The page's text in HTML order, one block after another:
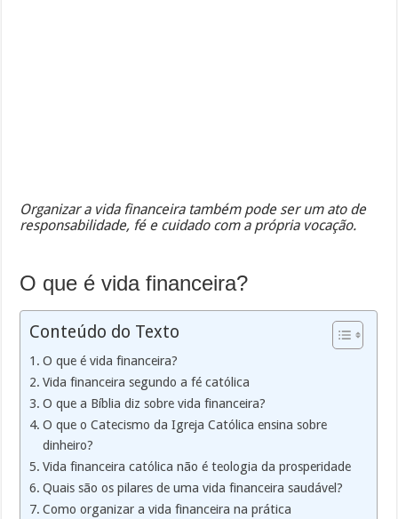
Organizar a vida financeira também pode ser um ato de
responsabilidade, fé e cuidado com a própria vocação.
O que é vida financeira?
Conteúdo do Texto
O que é vida financeira?
Vida financeira segundo a fé católica
O que a Bíblia diz sobre vida financeira?
O que o Catecismo da Igreja Católica ensina sobre
dinheiro?
Vida financeira católica não é teologia da prosperidade
Quais são os pilares de uma vida financeira saudável?
Como organizar a vida financeira na prática